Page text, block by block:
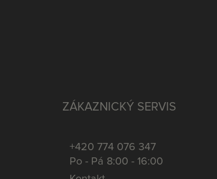
ZÁKAZNICKÝ SERVIS
+420 774 076 347
Po - Pá 8:00 - 16:00